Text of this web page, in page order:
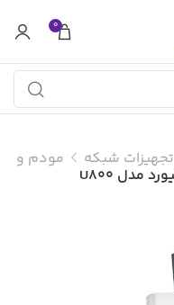
0
تجهیزات شبکه مودم و